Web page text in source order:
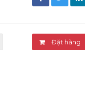
Đặt hàng